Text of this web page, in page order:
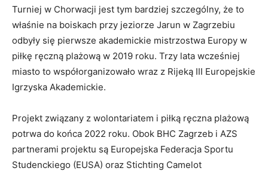
Turniej w Chorwacji jest tym bardziej szczególny, że to
właśnie na boiskach przy jeziorze Jarun w Zagrzebiu
odbyły się pierwsze akademickie mistrzostwa Europy w
piłkę ręczną plażową w 2019 roku. Trzy lata wcześniej
miasto to współorganizowało wraz z Rijeką III Europejskie
Igrzyska Akademickie.
Projekt związany z wolontariatem i piłką ręczna plażową
potrwa do końca 2022 roku. Obok BHC Zagrzeb i AZS
partnerami projektu są Europejska Federacja Sportu
Studenckiego (EUSA) oraz Stichting Camelot